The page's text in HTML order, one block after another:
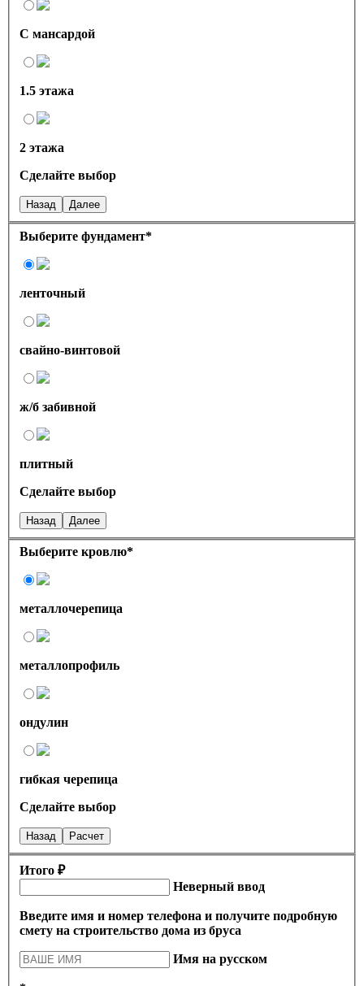
С мансардой
1.5 этажа
2 этажа
Сделайте выбор
Назад Далее
Выберите фундамент*
ленточный
свайно-винтовой
ж/б забивной
плитный
Сделайте выбор
Назад Далее
Выберите кровлю*
металлочерепица
металлопрофиль
ондулин
гибкая черепица
Сделайте выбор
Назад Расчет
Итого ₽
Неверный ввод
Введите имя и номер телефона и получите подробную
смету на строительство дома из бруса
Имя на русском